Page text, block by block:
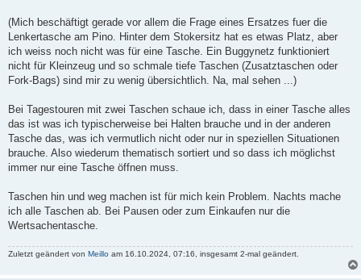
(Mich beschäftigt gerade vor allem die Frage eines Ersatzes fuer die
Lenkertasche am Pino. Hinter dem Stokersitz hat es etwas Platz, aber
ich weiss noch nicht was für eine Tasche. Ein Buggynetz funktioniert
nicht für Kleinzeug und so schmale tiefe Taschen (Zusatztaschen oder
Fork-Bags) sind mir zu wenig übersichtlich. Na, mal sehen ...)
Bei Tagestouren mit zwei Taschen schaue ich, dass in einer Tasche alles
das ist was ich typischerweise bei Halten brauche und in der anderen
Tasche das, was ich vermutlich nicht oder nur in speziellen Situationen
brauche. Also wiederum thematisch sortiert und so dass ich möglichst
immer nur eine Tasche öffnen muss.
Taschen hin und weg machen ist für mich kein Problem. Nachts mache
ich alle Taschen ab. Bei Pausen oder zum Einkaufen nur die
Wertsachentasche.
Zuletzt geändert von Meillo am 16.10.2024, 07:16, insgesamt 2-mal geändert.